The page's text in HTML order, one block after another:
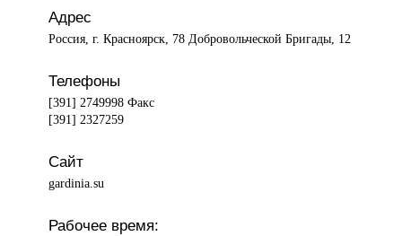
Адрес
Россия, г. Красноярск, 78 Добровольческой Бригады, 12
Телефоны
[391] 2749998 Факс
[391] 2327259
Сайт
gardinia.su
Рабочее время: